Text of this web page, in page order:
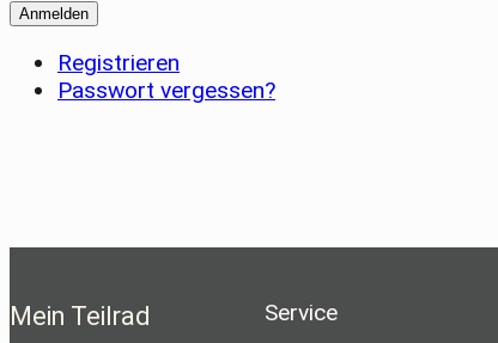
Anmelden
Registrieren
Passwort vergessen?
Mein Teilrad
Service